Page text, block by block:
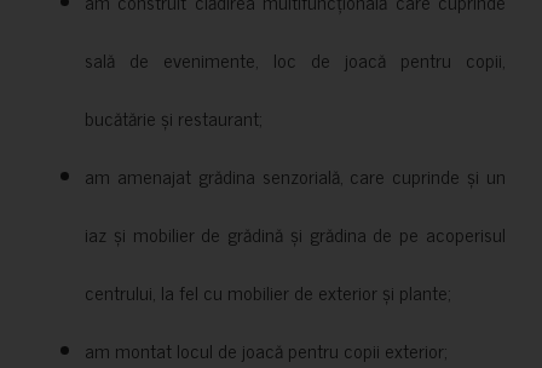
sală de evenimente, loc de joacă pentru copii,
bucătărie și restaurant;
am amenajat grădina senzorială, care cuprinde și un
iaz și mobilier de grădină și grădina de pe acoperisul
centrului, la fel cu mobilier de exterior și plante;
am montat locul de joacă pentru copii exterior;